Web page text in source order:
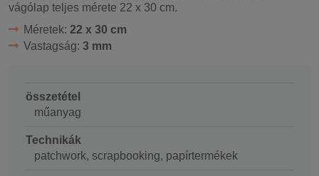
vágólap teljes mérete 22 x 30 cm.
Méretek: 22 x 30 cm
Vastagság: 3 mm
összetétel
műanyag
Technikák
patchwork, scrapbooking, papírtermékek